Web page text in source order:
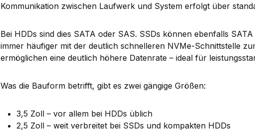
Kommunikation zwischen Laufwerk und System erfolgt über
Bei HDDs sind dies SATA oder SAS. SSDs können ebenfalls
immer häufiger mit der deutlich schnelleren NVMe-Schnittstelle
ermöglichen eine deutlich höhere Datenrate – ideal für
Was die Bauform betrifft, gibt es zwei gängige Größen:
3,5 Zoll – vor allem bei HDDs üblich
2,5 Zoll – weit verbreitet bei SSDs und kompakten HDDs